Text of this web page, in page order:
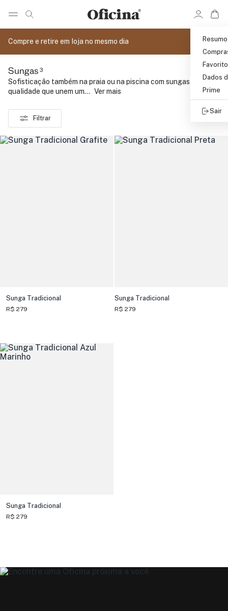
Ir para pagina de pesquisa
Resumo
Dados
Prime
Sair
Ir
Compre e retire em loja no mesmo dia
Sungas 3
Sofisticação também na praia ou na piscina com sungas de
qualidade que unem um... Ver mais
Filtrar
Sunga Tradicional
R$ 279
Sunga Tradicional
R$ 279
Sunga Tradicional
R$ 279